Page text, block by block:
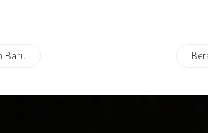
Baru